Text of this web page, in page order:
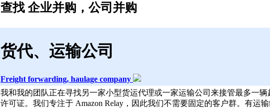
查找 企业并购，公司并购
货代、运输公司
Freight forwarding, haulage company
我和我的团队正在寻找另一家小型货运代理或一家运输公司来接管最多一
许可证。我们专注于 Amazon Relay，因此我们不需要固定的客户群。有运